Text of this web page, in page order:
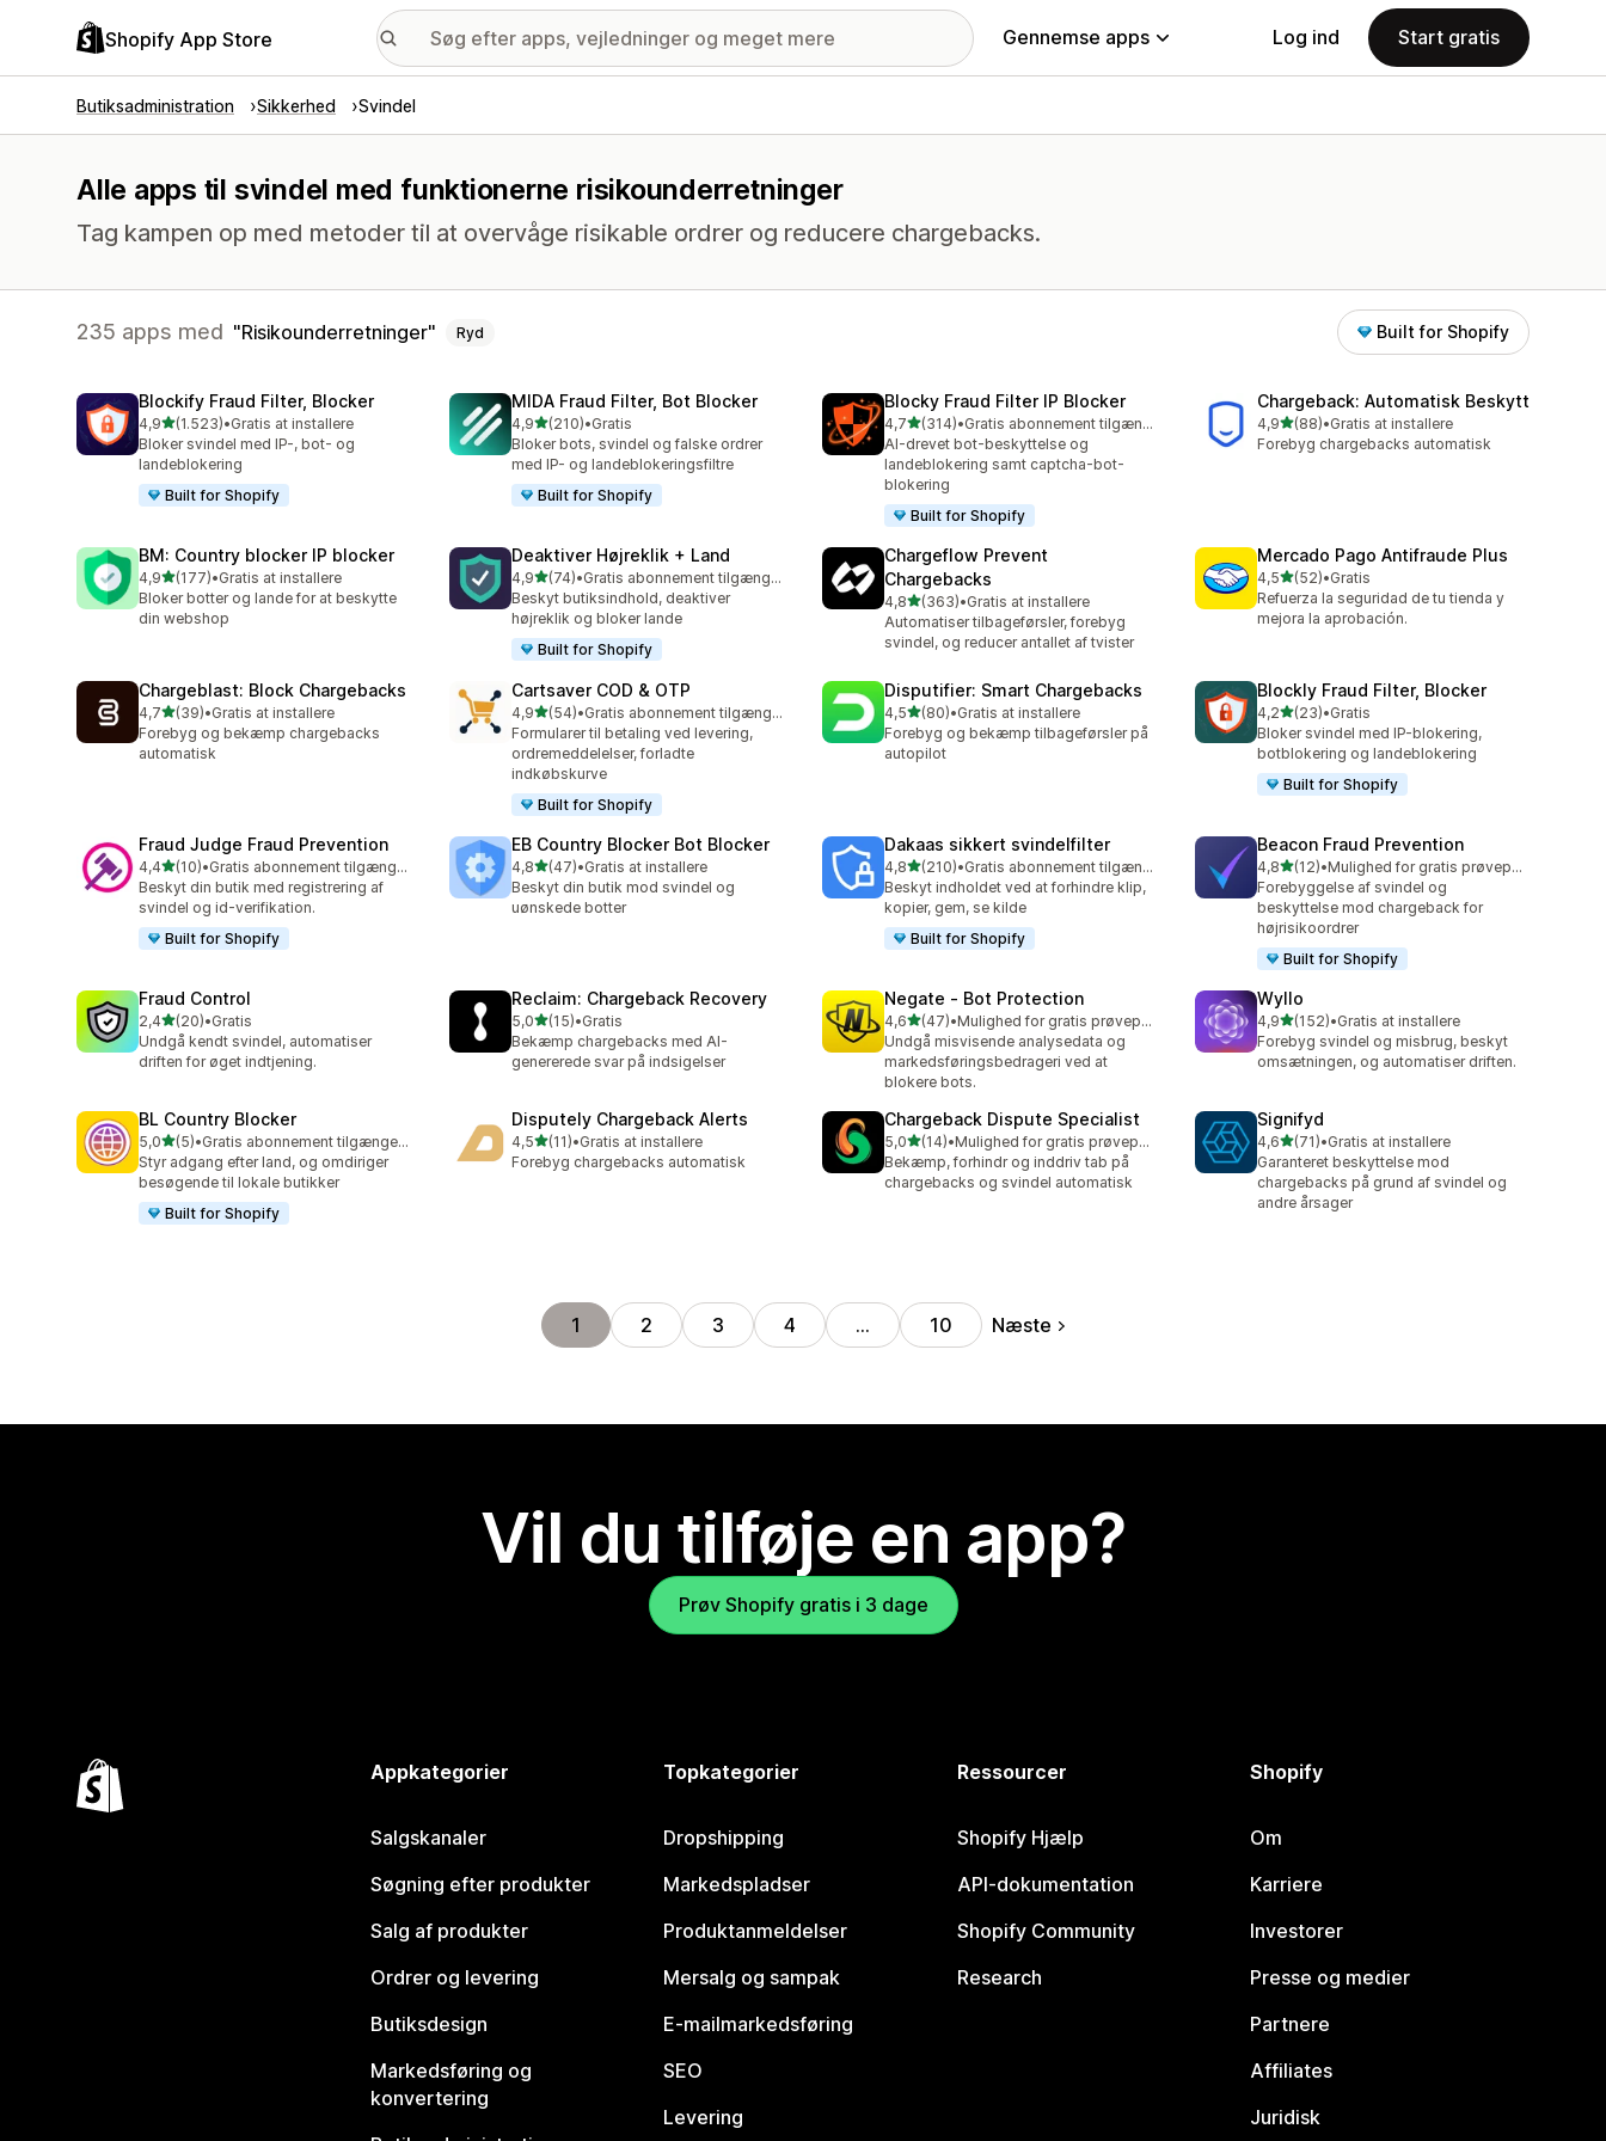
Shopify App Store Gennemse apps Log ind Start gratis
Butiksadministration Sikkerhed Svindel
Alle apps til svindel med funktionerne risikounderretninger
Tag kampen op med metoder til at overvåge risikable ordrer og reducere chargebacks.
235 apps med Risikounderretninger Ryd Built for Shopify
Blockify Fraud Filter, Blocker
4,9ud af 5 stjerner
(1.523)
1523 anmeldelser i alt
•Gratis at installere
Bloker svindel med IP-, bot- og
landeblokering
Built for Shopify
MIDA Fraud Filter, Bot Blocker
4,9ud af 5 stjerner
(210)
210 anmeldelser i alt
•Gratis
Bloker bots, svindel og falske ordrer
med IP- og landeblokeringsfiltre
Built for Shopify
Blocky Fraud Filter IP Blocker
4,7ud af 5 stjerner
(314)
314 anmeldelser i alt
•
Gratis abonnement tilgængeligt
AI-drevet bot-beskyttelse og
landeblokering samt captcha-bot-
blokering
Built for Shopify
Chargeback: Automatisk Beskytt
4,9ud af 5 stjerner
(88)
88 anmeldelser i alt
•Gratis at installere
Forebyg chargebacks automatisk
BM: Country blocker IP blocker
4,9ud af 5 stjerner
(177)
177 anmeldelser i alt
•Gratis at installere
Bloker botter og lande for at beskytte
din webshop
Deaktiver Højreklik + Land
4,9ud af 5 stjerner
(74)
74 anmeldelser i alt
•
Gratis abonnement tilgængeligt
Beskyt butiksindhold, deaktiver
højreklik og bloker lande
Built for Shopify
Chargeflow Prevent
Chargebacks
4,8ud af 5 stjerner
(363)
363 anmeldelser i alt
•Gratis at installere
Automatiser tilbageførsler, forebyg
svindel, og reducer antallet af tvister
Mercado Pago Antifraude Plus
4,5ud af 5 stjerner
(52)
52 anmeldelser i alt
•Gratis
Refuerza la seguridad de tu tienda y
mejora la aprobación.
Chargeblast: Block Chargebacks
4,7ud af 5 stjerner
(39)
39 anmeldelser i alt
•Gratis at installere
Forebyg og bekæmp chargebacks
automatisk
Cartsaver COD & OTP
4,9ud af 5 stjerner
(54)
54 anmeldelser i alt
•
Gratis abonnement tilgængeligt
Formularer til betaling ved levering,
ordremeddelelser, forladte
indkøbskurve
Built for Shopify
Disputifier: Smart Chargebacks
4,5ud af 5 stjerner
(80)
80 anmeldelser i alt
•Gratis at installere
Forebyg og bekæmp tilbageførsler på
autopilot
Blockly Fraud Filter, Blocker
4,2ud af 5 stjerner
(23)
23 anmeldelser i alt
•Gratis
Bloker svindel med IP-blokering,
botblokering og landeblokering
Built for Shopify
Fraud Judge Fraud Prevention
4,4ud af 5 stjerner
(10)
10 anmeldelser i alt
•
Gratis abonnement tilgængeligt
Beskyt din butik med registrering af
svindel og id-verifikation.
Built for Shopify
EB Country Blocker Bot Blocker
4,8ud af 5 stjerner
(47)
47 anmeldelser i alt
•Gratis at installere
Beskyt din butik mod svindel og
uønskede botter
Dakaas sikkert svindelfilter
4,8ud af 5 stjerner
(210)
210 anmeldelser i alt
•
Gratis abonnement tilgængeligt
Beskyt indholdet ved at forhindre klip,
kopier, gem, se kilde
Built for Shopify
Beacon Fraud Prevention
4,8ud af 5 stjerner
(12)
12 anmeldelser i alt
•
Mulighed for gratis prøveperiode
Forebyggelse af svindel og
beskyttelse mod chargeback for
højrisikoordrer
Built for Shopify
Fraud Control
2,4ud af 5 stjerner
(20)
20 anmeldelser i alt
•Gratis
Undgå kendt svindel, automatiser
driften for øget indtjening.
Reclaim: Chargeback Recovery
5,0ud af 5 stjerner
(15)
15 anmeldelser i alt
•Gratis
Bekæmp chargebacks med AI-
genererede svar på indsigelser
Negate ‑ Bot Protection
4,6ud af 5 stjerner
(47)
47 anmeldelser i alt
•
Mulighed for gratis prøveperiode
Undgå misvisende analysedata og
markedsføringsbedrageri ved at
blokere bots.
Wyllo
4,9ud af 5 stjerner
(152)
152 anmeldelser i alt
•Gratis at installere
Forebyg svindel og misbrug, beskyt
omsætningen, og automatiser driften.
BL Country Blocker
5,0ud af 5 stjerner
(5)
5 anmeldelser i alt
•
Gratis abonnement tilgængeligt
Styr adgang efter land, og omdiriger
besøgende til lokale butikker
Built for Shopify
Disputely Chargeback Alerts
4,5ud af 5 stjerner
(11)
11 anmeldelser i alt
•Gratis at installere
Forebyg chargebacks automatisk
Chargeback Dispute Specialist
5,0ud af 5 stjerner
(14)
14 anmeldelser i alt
•
Mulighed for gratis prøveperiode
Bekæmp, forhindr og inddriv tab på
chargebacks og svindel automatisk
Signifyd
4,6ud af 5 stjerner
(71)
71 anmeldelser i alt
•Gratis at installere
Garanteret beskyttelse mod
chargebacks på grund af svindel og
andre årsager
1 2 3 4 … 10 Næste
Vil du tilføje en app?
Prøv Shopify gratis i 3 dage
Appkategorier
Salgskanaler
Søgning efter produkter
Salg af produkter
Ordrer og levering
Butiksdesign
Markedsføring og
konvertering
Topkategorier
Dropshipping
Markedspladser
Produktanmeldelser
Mersalg og sampak
E-mailmarkedsføring
SEO
Levering
Ressourcer
Shopify Hjælp
API-dokumentation
Shopify Community
Research
Shopify
Om
Karriere
Investorer
Presse og medier
Partnere
Affiliates
Juridisk